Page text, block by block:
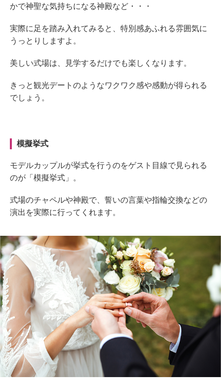
かで神聖な気持ちになる神殿など・・・
実際に足を踏み入れてみると、特別感あふれる雰囲気に
うっとりしますよ。
美しい式場は、見学するだけでも楽しくなります。
きっと観光デートのようなワクワク感や感動が得られる
でしょう。
模擬挙式
モデルカップルが挙式を行うのをゲスト目線で見られる
のが「模擬挙式」。
式場のチャペルや神殿で、誓いの言葉や指輪交換などの
演出を実際に行ってくれます。